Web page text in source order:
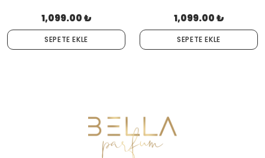
1,099.00 ₺
SEPETE EKLE
1,099.00 ₺
SEPETE EKLE